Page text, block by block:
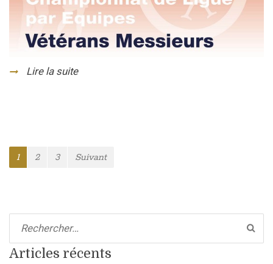
Lire la suite
articles
1 2 3 Suivant
Articles récents